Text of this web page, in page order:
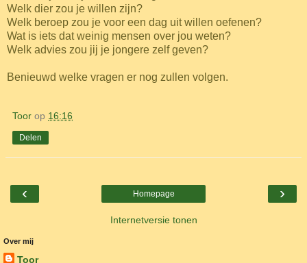
Welk dier zou je willen zijn?
Welk beroep zou je voor een dag uit willen oefenen?
Wat is iets dat weinig mensen over jou weten?
Welk advies zou jij je jongere zelf geven?
Benieuwd welke vragen er nog zullen volgen.
Toor op 16:16
Delen
‹ ›
Homepage
Internetversie tonen
Over mij
Toor